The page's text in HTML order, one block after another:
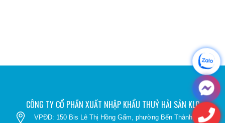
CÔNG TY CỔ PHẦN XUẤT NHẬP KHẨU THUỶ HẢI SẢN KLC
VPĐD: 150 Bis Lê Thị Hồng Gấm, phường Bến Thành,